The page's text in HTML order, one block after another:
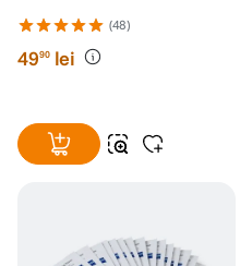
(48)
4990 lei